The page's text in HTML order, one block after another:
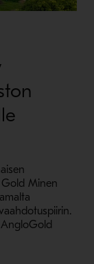
Minen